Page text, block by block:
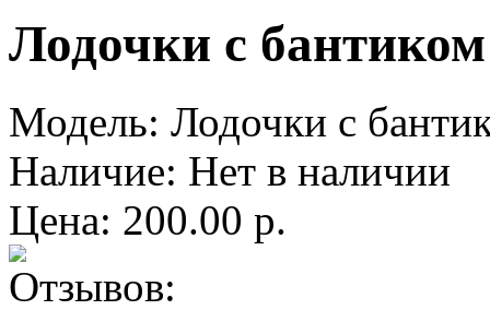
Лодочки с бантиком
Модель: Лодочки с
Наличие: Нет в наличии
Цена: 200.00 р.